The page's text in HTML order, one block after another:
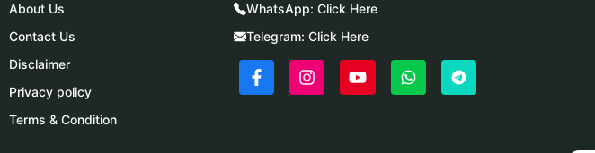
About Us
Contact Us
Disclaimer
Privacy policy
Terms & Condition
WhatsApp: Click Here
Telegram: Click Here